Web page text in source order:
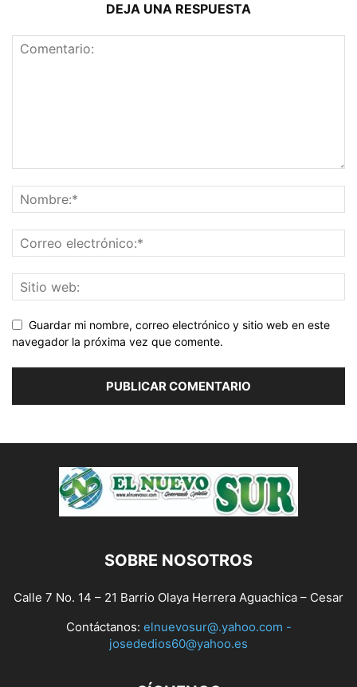
DEJA UNA RESPUESTA
Guardar mi nombre, correo electrónico y sitio web en este
navegador la próxima vez que comente.
SOBRE NOSOTROS
Calle 7 No. 14 – 21 Barrio Olaya Herrera Aguachica – Cesar
Contáctanos: elnuevosur@.yahoo.com -
josededios60@yahoo.es